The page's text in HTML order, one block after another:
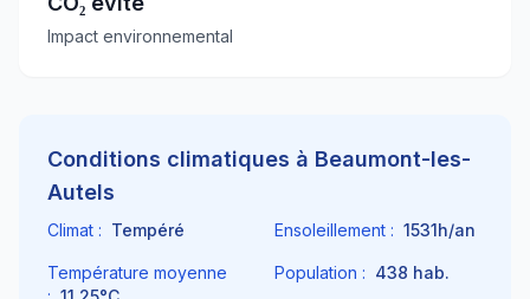
Impact environnemental
Conditions climatiques à Beaumont-les-
Autels
Climat : Tempéré Ensoleillement : 1531h/an
Température moyenne
Population : 438 hab.